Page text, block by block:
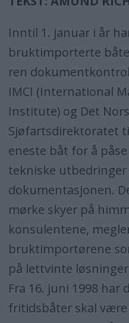
Inntil 1. januar i år
bruktimporterte
ren
IMCI (International
Institute) og Det
Sjøfartsdirektoratet
eneste båt for å
tekniske
dokumentasjonen.
mørke skyer på
konsulentene,
bruktimportørene
på lettvinte
Fra 16. juni 1998
fritidsbåter skal være